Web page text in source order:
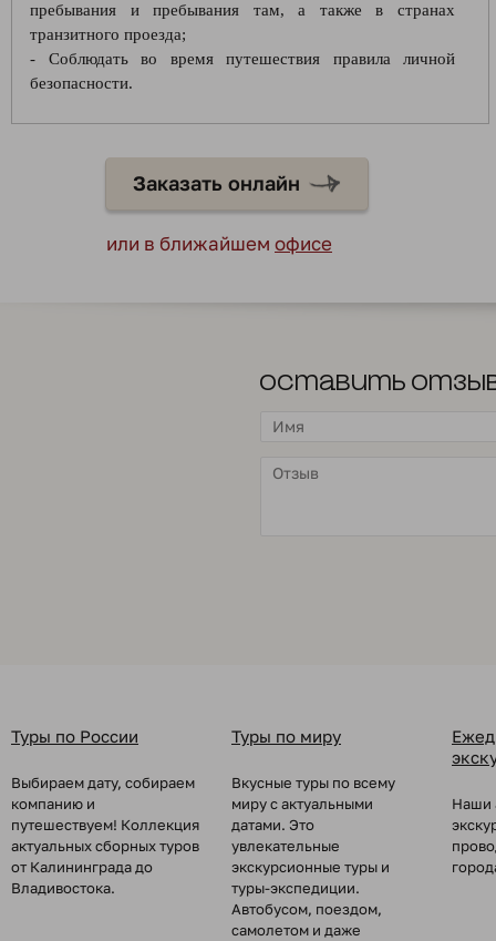
пребывания и пребывания там, а также в странах
транзитного проезда;
- Соблюдать во время путешествия правила личной
безопасности.
Заказать онлайн
или в ближайшем офисе
Оставить
Туры по России
Выбираем дату, собираем
компанию и
путешествуем! Коллекция
актуальных сборных туров
от Калининграда до
Владивостока.
Туры по миру
Вкусные туры по всему
миру с актуальными
датами. Это
увлекательные
экскурсионные туры и
туры-экспедиции.
Автобусом, поездом,
самолетом и даже
Наши